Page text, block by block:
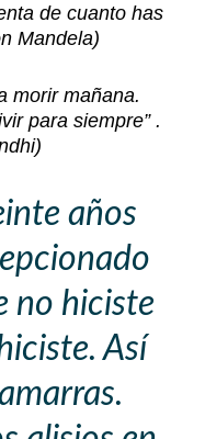
de cuanto has
Mandela)
morir mañana.
para siempre” .
años
no hiciste
Así